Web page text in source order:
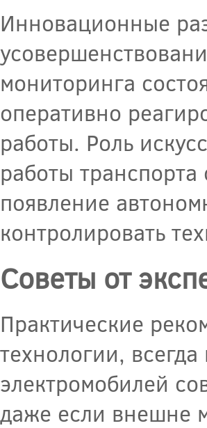
Инновационные
мониторинга
оперативно
работы. Роль
работы
появление
контролировать
Советы от
Практические
технологии,
электромобилей
даже если внешне